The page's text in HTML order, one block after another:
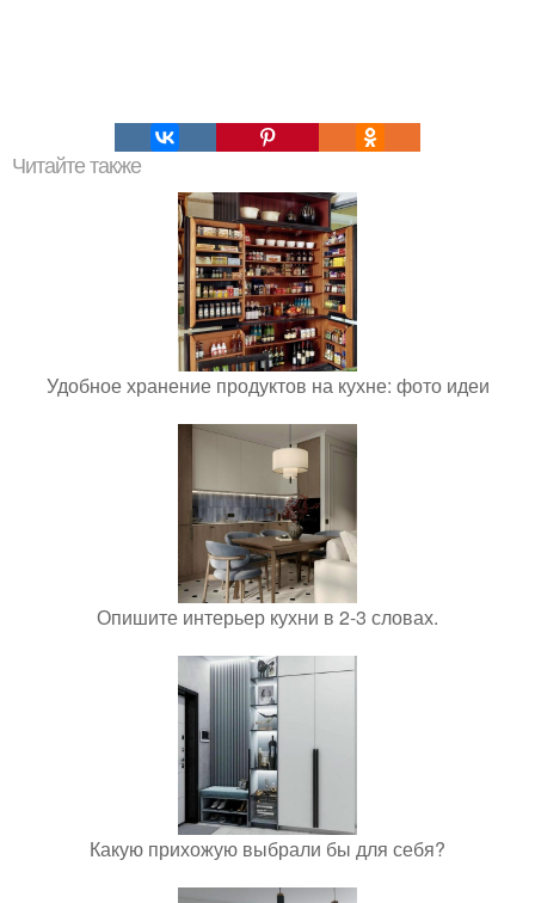
Читайте также
Удобное хранение продуктов на кухне: фото идеи
Опишите интерьер кухни в 2-3 словах.
Какую прихожую выбрали бы для себя?